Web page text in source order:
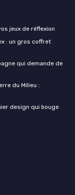
jeux de réflexion
: un gros coffret
qui demande de
du Milieu :
design qui bouge